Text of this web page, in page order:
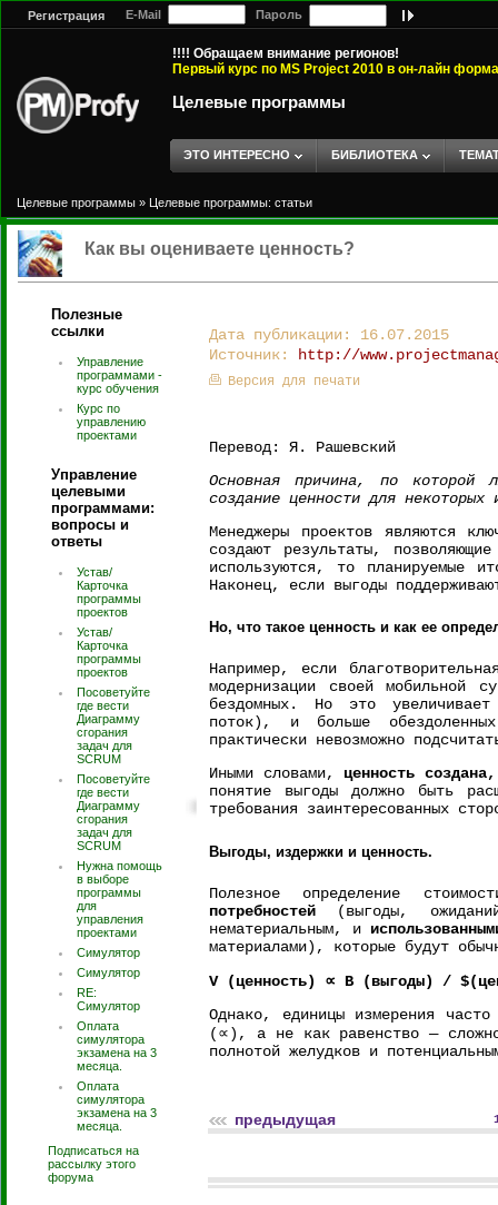
Регистрация E-Mail Пароль
!!!! Обращаем внимание регионов!
Первый курс по MS Project 2010 в он-лайн
Целевые программы
ЭТО ИНТЕРЕСНО БИБЛИОТЕКА
Целевые программы » Целевые программы: статьи
Как вы оцениваете ценность?
Полезные
ссылки
Управление
программами -
курс обучения
Курс по
управлению
проектами
Управление
целевыми
программами:
вопросы и
ответы
Устав/
Карточка
программы
проектов
Устав/
Карточка
программы
проектов
Посоветуйте
где вести
Диаграмму
сгорания
задач для
SCRUM
Посоветуйте
где вести
Диаграмму
сгорания
задач для
SCRUM
Нужна помощь
в выборе
программы
для
управления
проектами
Симулятор
Симулятор
RE:
Симулятор
Оплата
симулятора
экзамена на 3
месяца.
Оплата
симулятора
экзамена на 3
месяца.
Подписаться на
рассылку этого
форума
Дата публикации: 16.07.2015
Источник:
http://
Версия для печати
Перевод: Я. Рашевский
Основная причина, по которой
создание ценности для некоторых
Менеджеры проектов являются
создают результаты,
используются, то планируемые
Наконец, если выгоды
Но, что такое ценность и как ее
Например, если
модернизации своей мобильной
бездомных. Но это увеличивает
поток), и больше
практически невозможно
Иными словами, ценность
понятие выгоды должно быть
требования заинтересованных
Выгоды, издержки и ценность.
Полезное определение
потребностей (выгоды,
нематериальным, и
материалами), которые будут
V (ценность) ∝ B (выгоды) /
Однако, единицы измерения
(∝), а не как равенство — сложно
полнотой желудков и
предыдущая